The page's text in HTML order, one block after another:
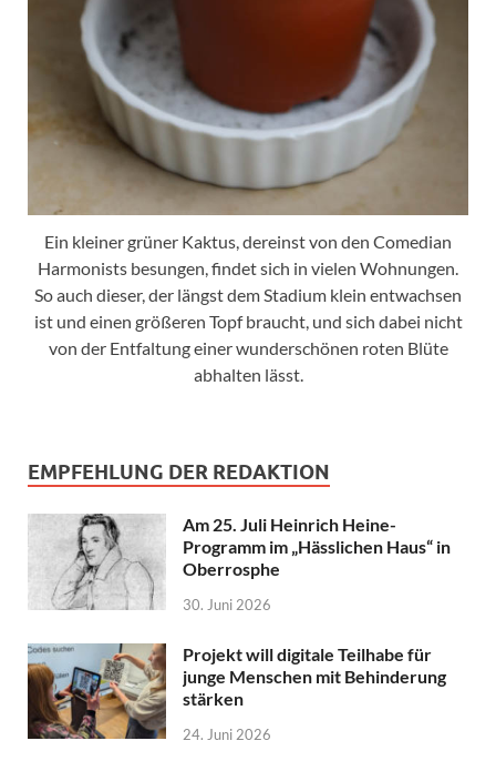
Ein kleiner grüner Kaktus, dereinst von den Comedian
Harmonists besungen, findet sich in vielen Wohnungen.
So auch dieser, der längst dem Stadium klein entwachsen
ist und einen größeren Topf braucht, und sich dabei nicht
von der Entfaltung einer wunderschönen roten Blüte
abhalten lässt.
EMPFEHLUNG DER REDAKTION
Am 25. Juli Heinrich Heine-
Programm im „Hässlichen Haus“ in
Oberrosphe
30. Juni 2026
Projekt will digitale Teilhabe für
junge Menschen mit Behinderung
stärken
24. Juni 2026